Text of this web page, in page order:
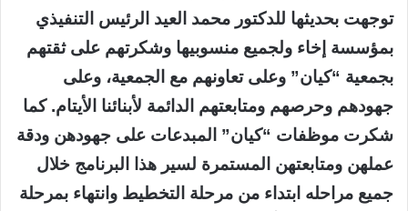
توجهت بحديثها للدكتور محمد العيد الرئيس التنفيذي
بمؤسسة إخاء ولجميع منسوبيها وشكرتهم على ثقتهم
بجمعية “كيان” وعلى تعاونهم مع الجمعية، وعلى
جهودهم وحرصهم ومتابعتهم الدائمة لأبنائنا الأيتام. كما
شكرت موظفات “كيان” المبدعات على جهودهن ودقة
عملهن ومتابعتهن المستمرة لسير هذا البرنامج خلال
جميع مراحله ابتداء من مرحلة التخطيط وانتهاء بمرحلة